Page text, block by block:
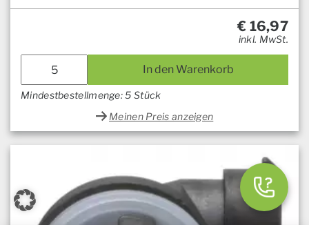
€ 16,97
inkl. MwSt.
In den Warenkorb
Mindestbestellmenge: 5 Stück
Meinen Preis anzeigen